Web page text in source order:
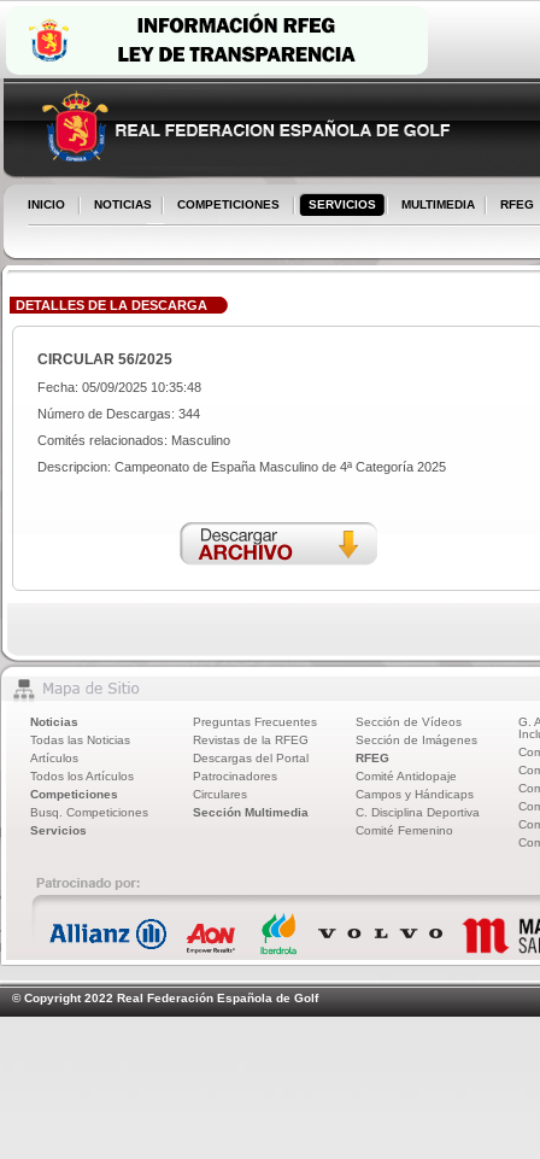
INICIO NOTICIAS COMPETICIONES SERVICIOS MULTIMEDIA RFEG
DETALLES DE LA DESCARGA
CIRCULAR 56/2025
Fecha: 05/09/2025 10:35:48
Número de Descargas: 344
Comités relacionados: Masculino
Descripcion: Campeonato de España Masculino de 4ª Categoría 2025
Noticias
Todas las Noticias
Artículos
Todos los Artículos
Competiciones
Busq. Competiciones
Servicios
Preguntas Frecuentes
Revistas de la RFEG
Descargas del Portal
Patrocinadores
Circulares
Sección Multimedia
Sección de Vídeos
Sección de Imágenes
RFEG
Comité Antidopaje
Campos y Hándicaps
C. Disciplina Deportiva
Comité Femenino
G.
© Copyright 2022 Real Federación Española de Golf